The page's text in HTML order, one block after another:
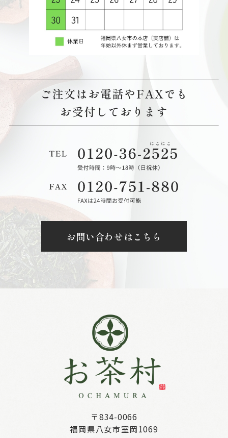
お問い合わせはこちら
〒834-0066
福岡県八女市室岡1069